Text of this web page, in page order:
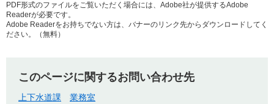
PDF形式のファイルをご覧いただく場合には、Adobe社が提供するAdobe
Readerが必要です。
Adobe Readerをお持ちでない方は、バナーのリンク先からダウンロードしてく
ださい。（無料）
このページに関するお問い合わせ先
上下水道課
業務室